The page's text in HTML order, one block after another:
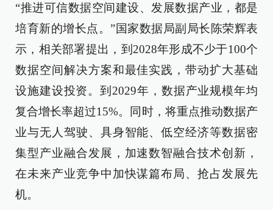
“推进可信数据空间建设、发展数据产业，都是
培育新的增长点。”国家数据局副局长陈荣辉表
示，相关部署提出，到2028年形成不少于100个
数据空间解决方案和最佳实践，带动扩大基础
设施建设投资。到2029年，数据产业规模年均
复合增长率超过15%。同时，将重点推动数据产
业与无人驾驶、具身智能、低空经济等数据密
集型产业融合发展，加速数智融合技术创新，
在未来产业竞争中加快谋篇布局、抢占发展先
机。